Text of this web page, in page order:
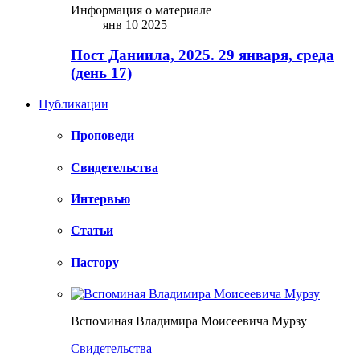
Информация о материале
янв 10 2025
Пост Даниила, 2025. 29 января, среда
(день 17)
Публикации
Проповеди
Свидетельства
Интервью
Статьи
Пастору
Вспоминая Владимира Моисеевича Мурзу
Свидетельства